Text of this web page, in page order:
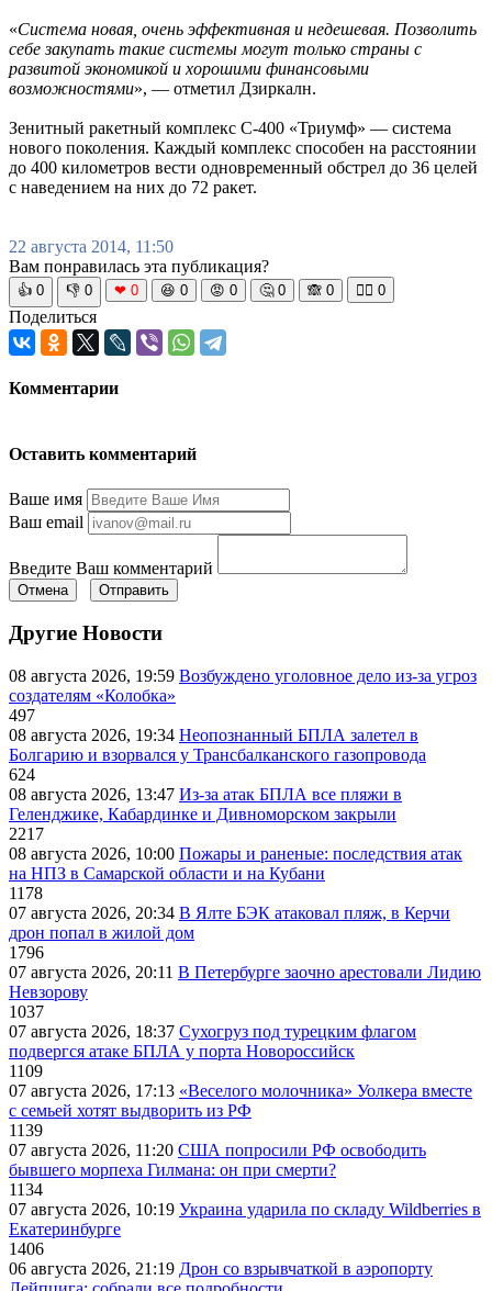
«Система новая, очень эффективная и недешевая. Позволить
себе закупать такие системы могут только страны с
развитой экономикой и хорошими финансовыми
возможностями», — отметил Дзиркалн.
Зенитный ракетный комплекс С-400 «Триумф» — система
нового поколения. Каждый комплекс способен на расстоянии
до 400 километров вести одновременный обстрел до 36 целей
с наведением на них до 72 ракет.
22 августа 2014, 11:50
Вам понравилась эта публикация?
👍 0 👎 0 ❤ 0 😆 0 😡 0 🤔 0 🙈 0 🧘‍♀️ 0
Поделиться
Комментарии
Оставить комментарий
Ваше имя
Ваш email
Введите Ваш комментарий
Отмена Отправить
Другие Новости
08 августа 2026, 19:59 Возбуждено уголовное дело из-за угроз
создателям «Колобка»
497
08 августа 2026, 19:34 Неопознанный БПЛА залетел в
Болгарию и взорвался у Трансбалканского газопровода
624
08 августа 2026, 13:47 Из-за атак БПЛА все пляжи в
Геленджике, Кабардинке и Дивноморском закрыли
2217
08 августа 2026, 10:00 Пожары и раненые: последствия атак
на НПЗ в Самарской области и на Кубани
1178
07 августа 2026, 20:34 В Ялте БЭК атаковал пляж, в Керчи
дрон попал в жилой дом
1796
07 августа 2026, 20:11 В Петербурге заочно арестовали Лидию
Невзорову
1037
07 августа 2026, 18:37 Сухогруз под турецким флагом
подвергся атаке БПЛА у порта Новороссийск
1109
07 августа 2026, 17:13 «Веселого молочника» Уолкера вместе
с семьей хотят выдворить из РФ
1139
07 августа 2026, 11:20 США попросили РФ освободить
бывшего морпеха Гилмана: он при смерти?
1134
07 августа 2026, 10:19 Украина ударила по складу Wildberries в
Екатеринбурге
1406
06 августа 2026, 21:19 Дрон со взрывчаткой в аэропорту